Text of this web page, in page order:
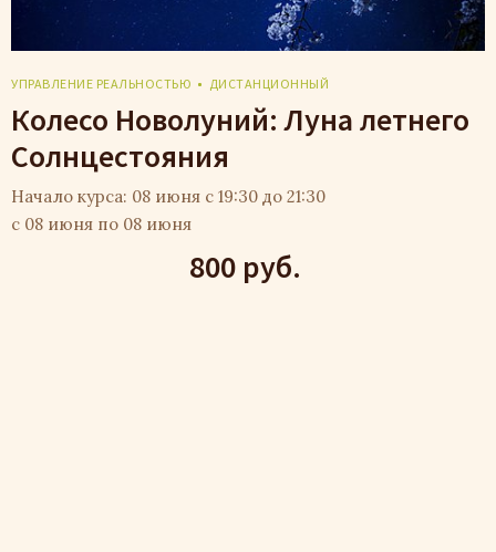
УПРАВЛЕНИЕ РЕАЛЬНОСТЬЮ ДИСТАНЦИОННЫЙ
Колесо Новолуний: Луна летнего
Солнцестояния
Начало курса: 08 июня с 19:30 до 21:30
с 08 июня по 08 июня
800 руб.